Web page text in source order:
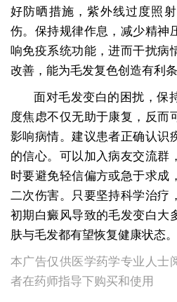
好防晒措施，紫外线过度照
伤。保持规律作息，减少精神
响免疫系统功能，进而干扰病
改善，能为毛发复色创造有利条
面对毛发变白的困扰，保
度焦虑不仅无助于康复，反而
影响病情。建议患者正确认识
的信心。可以加入病友交流群
时要避免轻信偏方或急于求成
二次伤害。只要坚持科学治疗
初期白癜风导致的毛发变白大
肤与毛发都有望恢复健康状态。
本广告仅供医学药学专业人士
者在药师指导下购买和使用